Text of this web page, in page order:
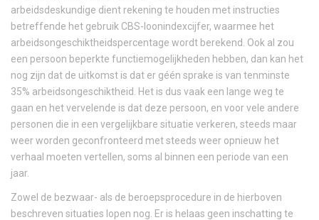
arbeidsdeskundige dient rekening te houden met instructies
betreffende het gebruik CBS-loonindexcijfer, waarmee het
arbeidsongeschiktheidspercentage wordt berekend. Ook al zou
een persoon beperkte functiemogelijkheden hebben, dan kan het
nog zijn dat de uitkomst is dat er géén sprake is van tenminste
35% arbeidsongeschiktheid. Het is dus vaak een lange weg te
gaan en het vervelende is dat deze persoon, en voor vele andere
personen die in een vergelijkbare situatie verkeren, steeds maar
weer worden geconfronteerd met steeds weer opnieuw het
verhaal moeten vertellen, soms al binnen een periode van een
jaar.
Zowel de bezwaar- als de beroepsprocedure in de hierboven
beschreven situaties lopen nog. Er is helaas geen inschatting te